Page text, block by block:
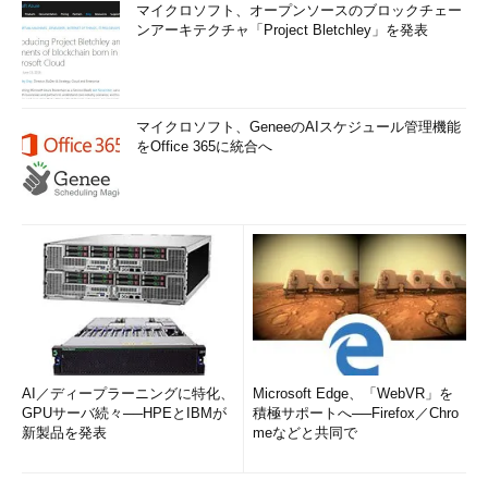
マイクロソフト、オープンソースのブロックチェー
ンアーキテクチャ「Project Bletchley」を発表
マイクロソフト、GeneeのAIスケジュール管理機能
をOffice 365に統合へ
AI／ディープラーニングに特化、
GPUサーバ続々──HPEとIBMが
新製品を発表
Microsoft Edge、「WebVR」を
積極サポートへ──Firefox／Chro
meなどと共同で